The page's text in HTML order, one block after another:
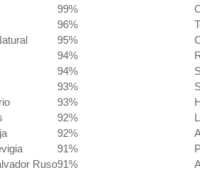
99%
96%
95%
94%
94%
93%
93%
92%
92%
91%
Ruso91%